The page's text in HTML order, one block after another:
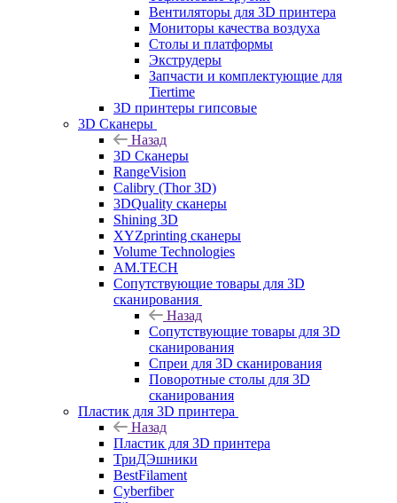
Вентиляторы для 3D принтера
Мониторы качества воздуха
Столы и платформы
Экструдеры
Запчасти и комплектующие для
Tiertime
3D принтеры гипсовые
3D Сканеры
Назад
3D Сканеры
RangeVision
Calibry (Thor 3D)
3DQuality сканеры
Shining 3D
XYZprinting сканеры
Volume Technologies
AM.TECH
Сопутствующие товары для 3D
сканирования
Назад
Сопутствующие товары для 3D
сканирования
Спреи для 3D сканирования
Поворотные столы для 3D
сканирования
Пластик для 3D принтера
Назад
Пластик для 3D принтера
ТриДЭшники
BestFilament
Cyberfiber